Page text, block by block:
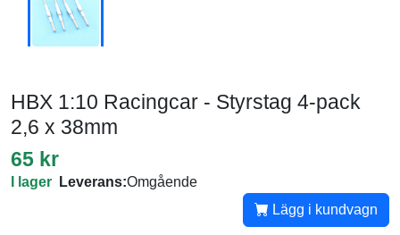
HBX 1:10 Racingcar - Styrstag 4-pack
2,6 x 38mm
65 kr
I lager Leverans:Omgående
Lägg i kundvagn